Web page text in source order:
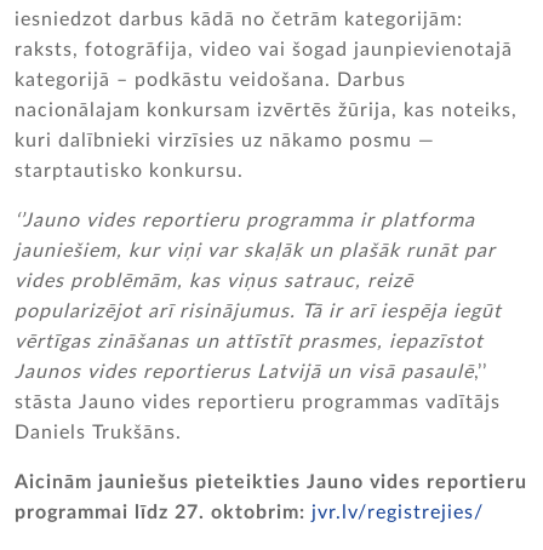
iesniedzot darbus kādā no četrām kategorijām:
raksts, fotogrāfija, video vai šogad jaunpievienotajā
kategorijā – podkāstu veidošana. Darbus
nacionālajam konkursam izvērtēs žūrija, kas noteiks,
kuri dalībnieki virzīsies uz nākamo posmu —
starptautisko konkursu.
‘’Jauno vides reportieru programma ir platforma
jauniešiem, kur viņi var skaļāk un plašāk runāt par
vides problēmām, kas viņus satrauc, reizē
popularizējot arī risinājumus. Tā ir arī iespēja iegūt
vērtīgas zināšanas un attīstīt prasmes, iepazīstot
Jaunos vides reportierus Latvijā un visā pasaulē,’’
stāsta Jauno vides reportieru programmas vadītājs
Daniels Trukšāns.
Aicinām jauniešus pieteikties Jauno vides reportieru
programmai līdz 27. oktobrim: jvr.lv/registrejies/